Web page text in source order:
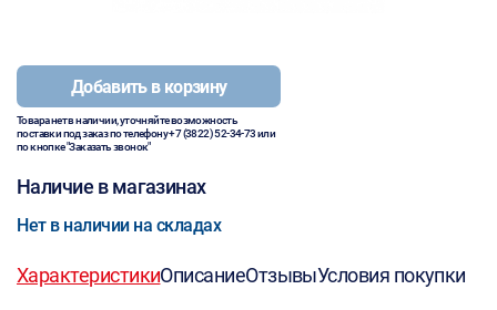
Добавить в корзину
Товара нет в наличии, уточняйте возможность
поставки под заказ по телефону+7 (3822) 52-34-73или
по кнопке "Заказать звонок"
Наличие в магазинах
Нет в наличии на складах
ХарактеристикиОписаниеОтзывыУсловия покупки